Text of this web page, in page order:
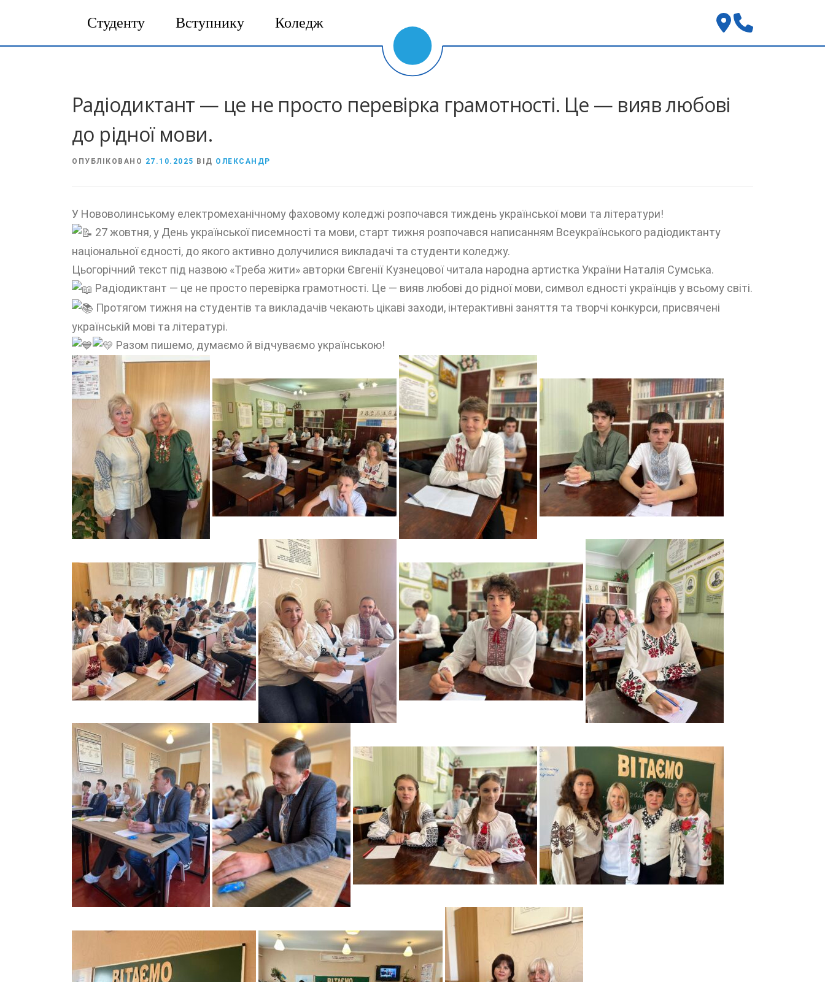
Студенту Вступнику Коледж
Радіодиктант — це не просто перевірка грамотності. Це — вияв любові
до рідної мови.
ОПУБЛІКОВАНО 27.10.2025 ВІД ОЛЕКСАНДР
У Нововолинському електромеханічному фаховому коледжі розпочався тиждень української мови та літератури!
27 жовтня, у День української писемності та мови, старт тижня розпочався написанням Всеукраїнського радіодиктанту
національної єдності, до якого активно долучилися викладачі та студенти коледжу.
Цьогорічний текст під назвою «Треба жити» авторки Євгенії Кузнецової читала народна артистка України Наталія Сумська.
Радіодиктант — це не просто перевірка грамотності. Це — вияв любові до рідної мови, символ єдності українців у всьому світі.
Протягом тижня на студентів та викладачів чекають цікаві заходи, інтерактивні заняття та творчі конкурси, присвячені
українській мові та літературі.
Разом пишемо, думаємо й відчуваємо українською!